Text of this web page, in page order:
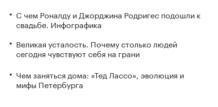
С чем Роналду и Джорджина Родригес подошли к
свадьбе. Инфографика
Великая усталость. Почему столько людей
сегодня чувствуют себя на грани
Чем заняться дома: «Тед Лассо», эволюция и
мифы Петербурга